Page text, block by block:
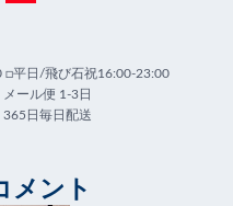
□平日/飛び石祝16:00-23:00
ール便 1-3日
日毎日配送
メント